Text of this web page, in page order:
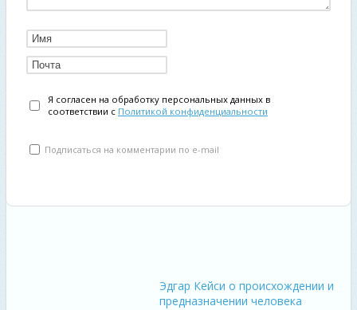
Я согласен на обработку персональных данных в
соответствии с Политикой конфиденциальности
Подписаться на комментарии по e-mail
Эдгар Кейси о происхождении и
предназначении человека